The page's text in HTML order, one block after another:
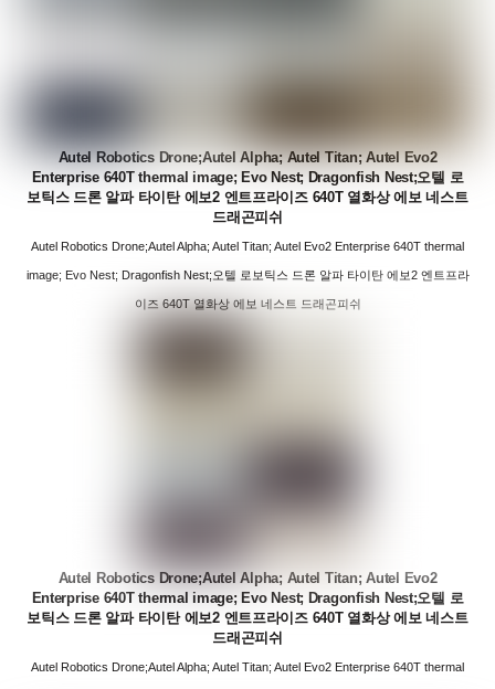
Autel Robotics Drone;Autel Alpha; Autel Titan; Autel Evo2
Enterprise 640T thermal image; Evo Nest; Dragonfish Nest;오텔 로
보틱스 드론 알파 타이탄 에보2 엔트프라이즈 640T 열화상 에보 네스트
드래곤피쉬
Autel Robotics Drone;Autel Alpha; Autel Titan; Autel Evo2 Enterprise 640T thermal
image; Evo Nest; Dragonfish Nest;오텔 로보틱스 드론 알파 타이탄 에보2 엔트프라
이즈 640T 열화상 에보 네스트 드래곤피쉬
Autel Robotics Drone;Autel Alpha; Autel Titan; Autel Evo2
Enterprise 640T thermal image; Evo Nest; Dragonfish Nest;오텔 로
보틱스 드론 알파 타이탄 에보2 엔트프라이즈 640T 열화상 에보 네스트
드래곤피쉬
Autel Robotics Drone;Autel Alpha; Autel Titan; Autel Evo2 Enterprise 640T thermal